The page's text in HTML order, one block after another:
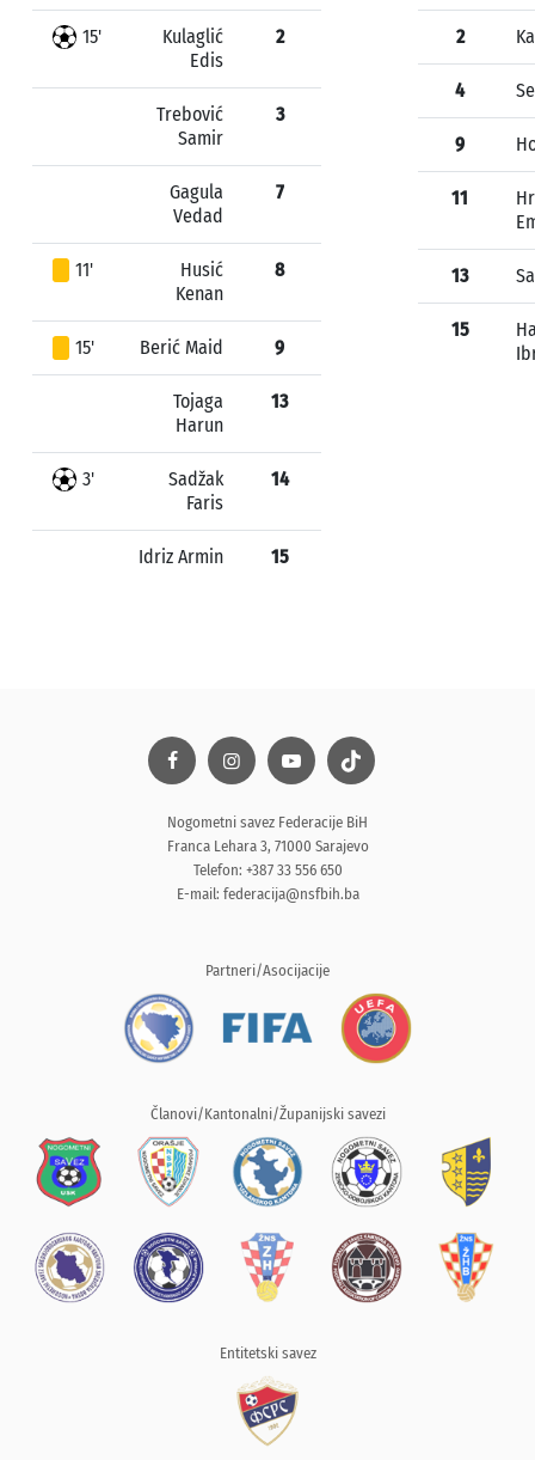
15'
Kulaglić
Edis
2
Trebović
Samir
3
Gagula
Vedad
7
11'
Husić
Kenan
8
15' Berić Maid 9
Tojaga
Harun
13
3'
Sadžak
Faris
14
Idriz Armin 15
2
4
9
11
13
15
Nogometni savez Federacije BiH
Franca Lehara 3, 71000 Sarajevo
Telefon: +387 33 556 650
E-mail: federacija@nsfbih.ba
Partneri/Asocijacije
Članovi/Kantonalni/Županijski savezi
Entitetski savez